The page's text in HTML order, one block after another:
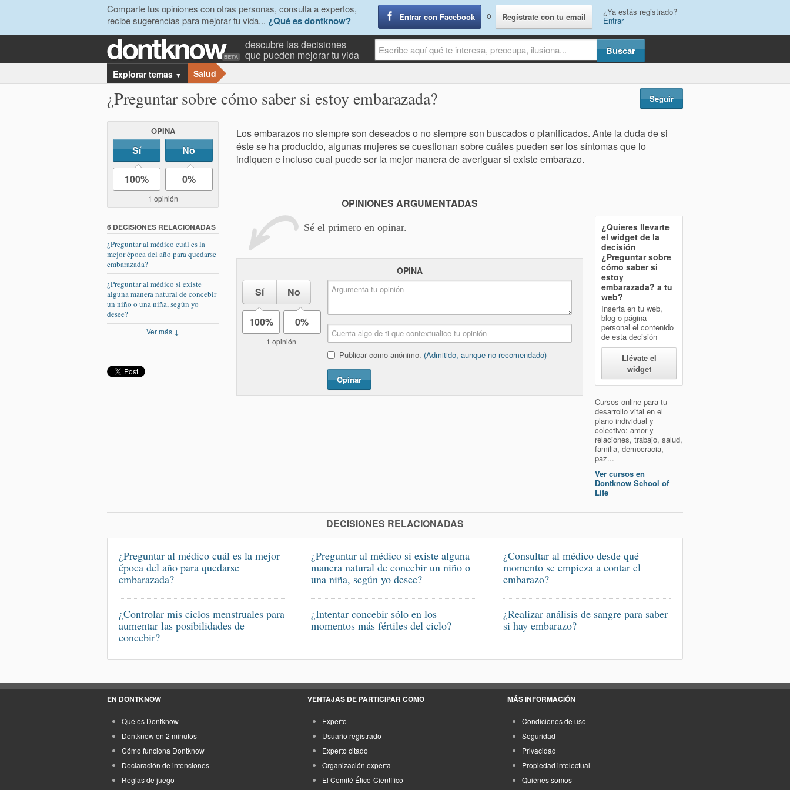
Comparte tus opiniones con otras personas, consulta a expertos,
recibe sugerencias para mejorar tu vida... ¿Qué es dontknow? Entrar con Facebook o Regístrate con tu email ¿Ya estás registrado?
Entrar
descubre las decisiones
que pueden mejorar tu vida
Explorar temas ▼ Salud
¿Preguntar sobre cómo saber si estoy embarazada? Seguir
OPINA
Sí No
100% 0%
1 opinión
6 DECISIONES RELACIONADAS
¿Preguntar al médico cuál es la
mejor época del año para quedarse
embarazada?
¿Preguntar al médico si existe
alguna manera natural de concebir
un niño o una niña, según yo
desee?
Ver más ↓
Los embarazos no siempre son deseados o no siempre son buscados o planificados. Ante la duda de si
éste se ha producido, algunas mujeres se cuestionan sobre cuáles pueden ser los síntomas que lo
indiquen e incluso cual puede ser la mejor manera de averiguar si existe embarazo.
OPINIONES ARGUMENTADAS
Sé el primero en opinar.
OPINA
Sí No
100% 0%
1 opinión
Publicar como anónimo. (Admitido, aunque no recomendado)
Opinar
¿Quieres llevarte
el widget de la
decisión
¿Preguntar sobre
cómo saber si
estoy
embarazada? a tu
web?
Inserta en tu web,
blog o página
personal el contenido
de esta decisión
Llévate el
widget
Cursos online para tu
desarrollo vital en el
plano individual y
colectivo: amor y
relaciones, trabajo, salud,
familia, democracia,
paz...
Ver cursos en
Dontknow School of
Life
DECISIONES RELACIONADAS
¿Preguntar al médico cuál es la mejor
época del año para quedarse
embarazada?
¿Preguntar al médico si existe alguna
manera natural de concebir un niño o
una niña, según yo desee?
¿Consultar al médico desde qué
momento se empieza a contar el
embarazo?
¿Controlar mis ciclos menstruales para
aumentar las posibilidades de
concebir?
¿Intentar concebir sólo en los
momentos más fértiles del ciclo?
¿Realizar análisis de sangre para saber
si hay embarazo?
EN DONTKNOW
Qué es Dontknow
Dontknow en 2 minutos
Cómo funciona Dontknow
Declaración de intenciones
Reglas de juego
VENTAJAS DE PARTICIPAR COMO
Experto
Usuario registrado
Experto citado
Organización experta
El Comité Ético-Científico
MÁS INFORMACIÓN
Condiciones de uso
Seguridad
Privacidad
Propiedad intelectual
Quiénes somos